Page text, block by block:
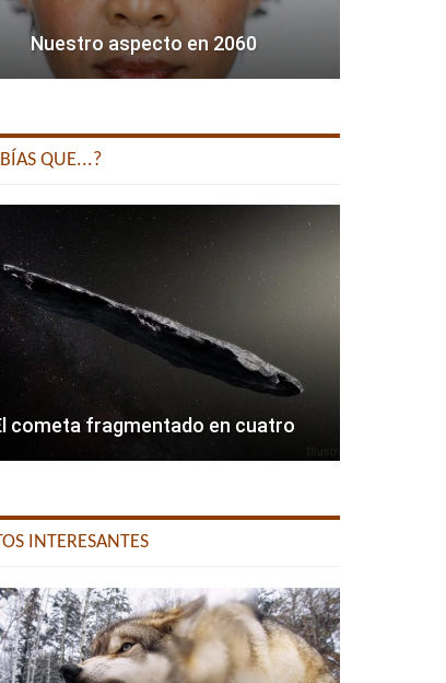
Nuestro aspecto en 2060
QUE...?
cometa fragmentado en cuatro
INTERESANTES